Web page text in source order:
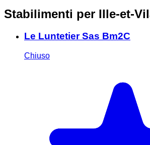
Stabilimenti per Ille-et-
Le Luntetier Sas Bm2C
Chiuso